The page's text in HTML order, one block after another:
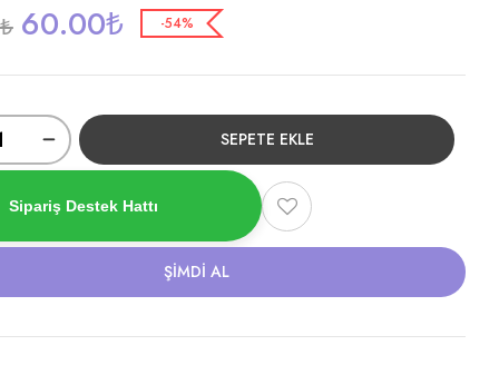
₺ 60.00₺ -54%
SEPETE EKLE
Sipariş Destek Hattı
ŞIMDI AL